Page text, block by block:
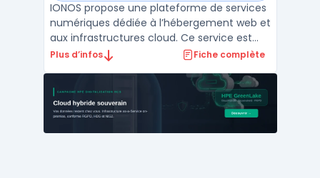
IONOS propose une plateforme de services
numériques dédiée à l’hébergement web et
aux infrastructures cloud. Ce service est
destiné aux entreprises souhaitant
emails et espaces web en conformité avec
le RGPD, tout en assurant la maîtrise de
leurs données. Le ...
Plus d’infos Fiche complète